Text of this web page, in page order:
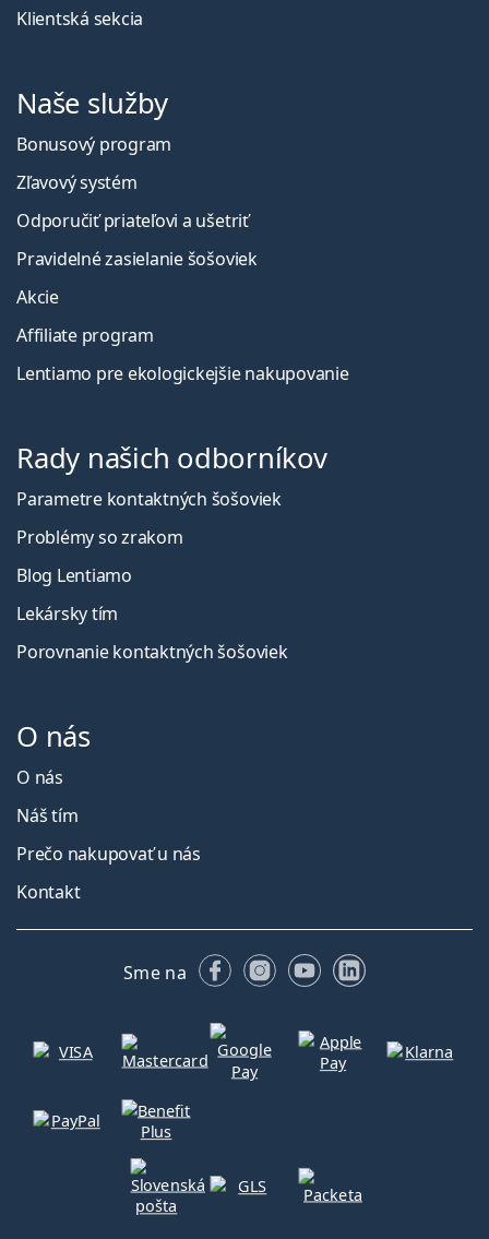
Klientská sekcia
Naše služby
Bonusový program
Zľavový systém
Odporučiť priateľovi a ušetriť
Pravidelné zasielanie šošoviek
Akcie
Affiliate program
Lentiamo pre ekologickejšie nakupovanie
Rady našich odborníkov
Parametre kontaktných šošoviek
Problémy so zrakom
Blog Lentiamo
Lekársky tím
Porovnanie kontaktných šošoviek
O nás
O nás
Náš tím
Prečo nakupovať u nás
Kontakt
Sme na FacebookuInstagrame
YouTubeLinkedIn